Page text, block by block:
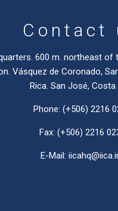
Contact
600 m. northeast of
Vásquez de Coronado,
Rica. San José, Costa
Phone: (+506) 2216
Fax: (+506) 2216
E-Mail: